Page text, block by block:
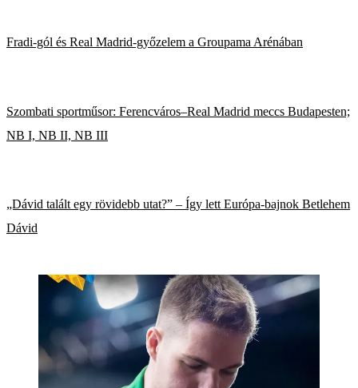
Fradi-gól és Real Madrid-győzelem a Groupama Arénában
Szombati sportműsor: Ferencváros–Real Madrid meccs Budapesten;
NB I, NB II, NB III
„Dávid talált egy rövidebb utat?” – Így lett Európa-bajnok Betlehem
Dávid